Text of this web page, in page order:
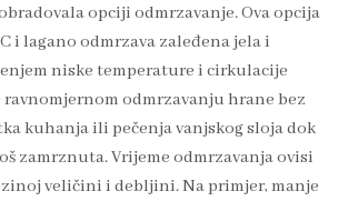
opciji odmrzavanje. Ova opcija
i lagano odmrzava zaleđena jela i
niske temperature i cirkulacije
ravnomjernom odmrzavanju hrane bez
kuhanja ili pečenja vanjskog sloja dok
zamrznuta. Vrijeme odmrzavanja ovisi
veličini i debljini. Na primjer, manje